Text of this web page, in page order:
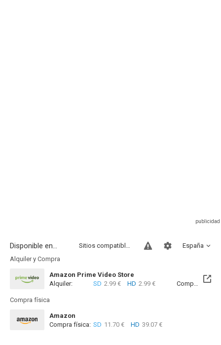
Disponible en... España
Sitios compatibles
Alquiler y Compra
Amazon Prime Video Store
Alquiler:
SD 2.99 € HD 2.99 € Compra: SD
Compra física
Amazon
Compra física: SD 11.70 € HD 39.07 €